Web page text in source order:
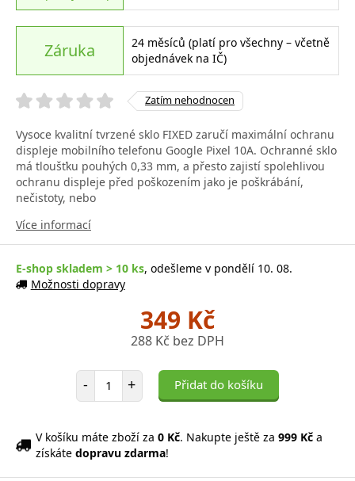
Záruka
24 měsíců (platí pro všechny – včetně
objednávek na IČ)
Zatím nehodnocen
Vysoce kvalitní tvrzené sklo FIXED zaručí maximální ochranu
displeje mobilního telefonu Google Pixel 10A. Ochranné sklo
má tloušťku pouhých 0,33 mm, a přesto zajistí spolehlivou
ochranu displeje před poškozením jako je poškrábání,
nečistoty, nebo
Více informací
E-shop skladem > 10 ks, odešleme v pondělí 10. 08.
Možnosti dopravy
349 Kč
288 Kč bez DPH
- Počet položek
+ Přidat do košíku
V košíku máte zboží za 0 Kč. Nakupte ještě za 999 Kč a
získáte dopravu zdarma!